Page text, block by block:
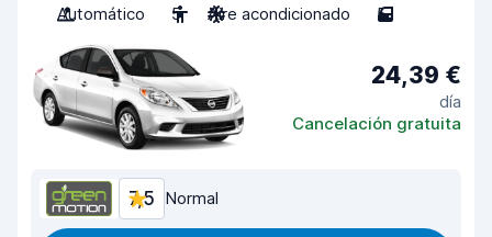
Automático 5 Aire acondicionado 5
24,39 €
día
Cancelación gratuita
7,5 Normal